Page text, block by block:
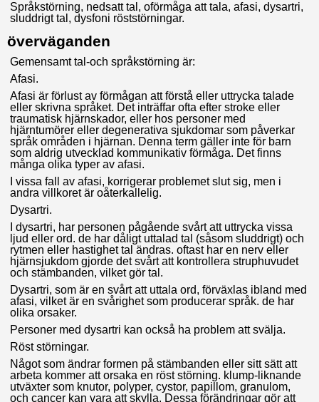
Språkstörning, nedsatt tal, oförmåga att tala, afasi, dysartri,
sluddrigt tal, dysfoni röststörningar.
överväganden
Gemensamt tal-och språkstörning är:
Afasi.
Afasi är förlust av förmågan att förstå eller uttrycka talade
eller skrivna språket. Det inträffar ofta efter stroke eller
traumatisk hjärnskador, eller hos personer med
hjärntumörer eller degenerativa sjukdomar som påverkar
språk områden i hjärnan. Denna term gäller inte för barn
som aldrig utvecklad kommunikativ förmåga. Det finns
många olika typer av afasi.
I vissa fall av afasi, korrigerar problemet slut sig, men i
andra villkoret är oåterkallelig.
Dysartri.
I dysartri, har personen pågående svårt att uttrycka vissa
ljud eller ord. de har dåligt uttalad tal (såsom sluddrigt) och
rytmen eller hastighet tal ändras. oftast har en nerv eller
hjärnsjukdom gjorde det svårt att kontrollera struphuvudet
och stämbanden, vilket gör tal.
Dysartri, som är en svårt att uttala ord, förväxlas ibland med
afasi, vilket är en svårighet som producerar språk. de har
olika orsaker.
Personer med dysartri kan också ha problem att svälja.
Röst störningar.
Något som ändrar formen på stämbanden eller sitt sätt att
arbeta kommer att orsaka en röst störning. klump-liknande
utväxter som knutor, polyper, cystor, papillom, granulom,
och cancer kan vara att skylla. Dessa förändringar gör att